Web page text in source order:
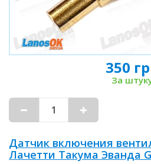
350
За
Датчик включения
Лачетти Такума Эванда